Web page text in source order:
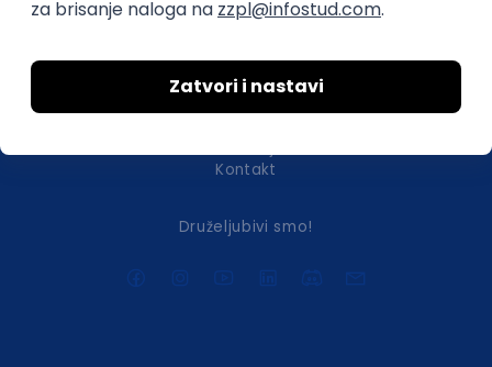
Za poslodavce
Uslovi korišćenja
Kontakt
Druželjubivi smo!